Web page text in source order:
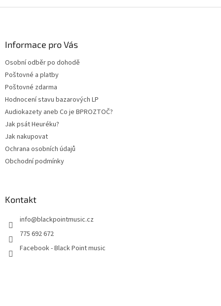
Informace pro Vás
Osobní odběr po dohodě
Poštovné a platby
Poštovné zdarma
Hodnocení stavu bazarových LP
Audiokazety aneb Co je BPROZTOČ?
Jak psát Heuréku?
Jak nakupovat
Ochrana osobních údajů
Obchodní podmínky
Kontakt
info@blackpointmusic.cz
775 692 672
Facebook - Black Point music